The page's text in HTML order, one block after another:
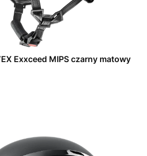
Exxceed MIPS czarny matowy